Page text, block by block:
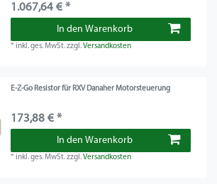
1.067,64 € *
In den Warenkorb
*inkl. ges. MwSt.zzgl.Versandkosten
E-Z-Go Resistor für RXV Danaher Motorsteuerung
173,88 € *
In den Warenkorb
*inkl. ges. MwSt.zzgl.Versandkosten